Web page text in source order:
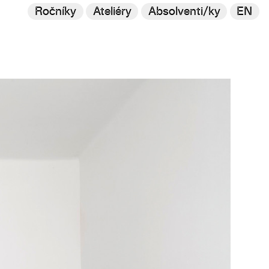
EN
Ročníky Ateliéry Absolventi/ky